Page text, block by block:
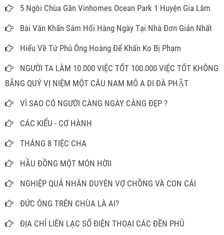
5 Ngôi Chùa Gần Vinhomes Ocean Park 1 Huyện Gia Lâm
Bài Văn Khấn Sám Hối Hàng Ngày Tại Nhà Đơn Giản Nhất
Hiểu Về Tứ Phủ Ông Hoàng Để Khấn Ko Bị Phạm
NGƯỜI TA LÀM 10.000 VIỆC TỐT 100.000 VIỆC TỐT KHÔNG
BẰNG QUÝ VỊ NIỆM MỘT CÂU NAM MÔ A DI ĐÀ PHẬT
VÌ SAO CÓ NGƯỜI CÀNG NGÀY CÀNG ĐẸP ?
CÁC KIỂU - CƠ HÀNH
THÁNG 8 TIỆC CHA
HẦU ĐỒNG MỘT MÓN HỜII
NGHIỆP QUẢ NHÂN DUYÊN VỢ CHỒNG VÀ CON CÁI
ĐỨC ÔNG TRÊN CHÙA LÀ AI?
ĐỊA CHỈ LIÊN LẠC SỐ ĐIỆN THOẠI CÁC ĐỀN PHỦ